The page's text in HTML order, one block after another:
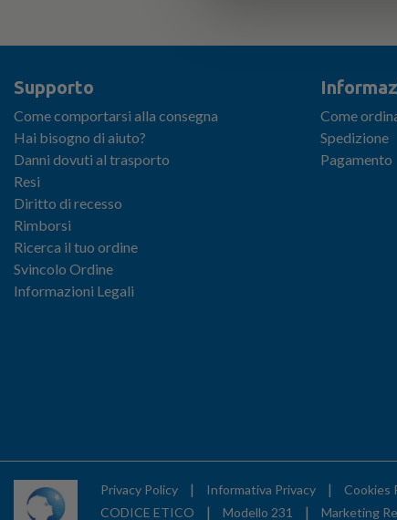
Supporto
Come comportarsi alla consegna
Hai bisogno di aiuto?
Danni dovuti al trasporto
Resi
Diritto di recesso
Rimborsi
Ricerca il tuo ordine
Svincolo Ordine
Informazioni Legali
Come
Spedizione
Pagamento
Privacy Policy | Informativa Privacy | Cookies
CODICE ETICO | Modello 231 | Marketing